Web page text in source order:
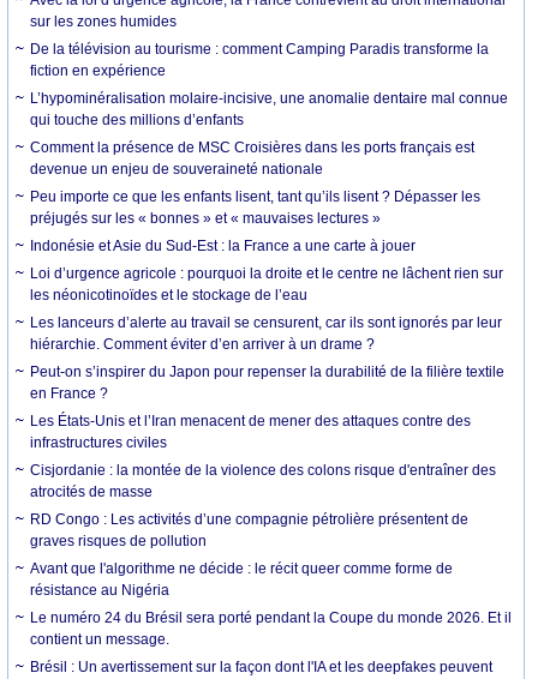
sur les zones humides
De la télévision au tourisme : comment Camping Paradis transforme la
fiction en expérience
L’hypominéralisation molaire-incisive, une anomalie dentaire mal connue
qui touche des millions d’enfants
Comment la présence de MSC Croisières dans les ports français est
devenue un enjeu de souveraineté nationale
Peu importe ce que les enfants lisent, tant qu’ils lisent ? Dépasser les
préjugés sur les « bonnes » et « mauvaises lectures »
Indonésie et Asie du Sud-Est : la France a une carte à jouer
Loi d’urgence agricole : pourquoi la droite et le centre ne lâchent rien sur
les néonicotinoïdes et le stockage de l’eau
Les lanceurs d’alerte au travail se censurent, car ils sont ignorés par leur
hiérarchie. Comment éviter d’en arriver à un drame ?
Peut-on s’inspirer du Japon pour repenser la durabilité de la filière textile
en France ?
Les États-Unis et l’Iran menacent de mener des attaques contre des
infrastructures civiles
Cisjordanie : la montée de la violence des colons risque d'entraîner des
atrocités de masse
RD Congo : Les activités d’une compagnie pétrolière présentent de
graves risques de pollution
Avant que l'algorithme ne décide : le récit queer comme forme de
résistance au Nigéria
Le numéro 24 du Brésil sera porté pendant la Coupe du monde 2026. Et il
contient un message.
Brésil : Un avertissement sur la façon dont l'IA et les deepfakes peuvent